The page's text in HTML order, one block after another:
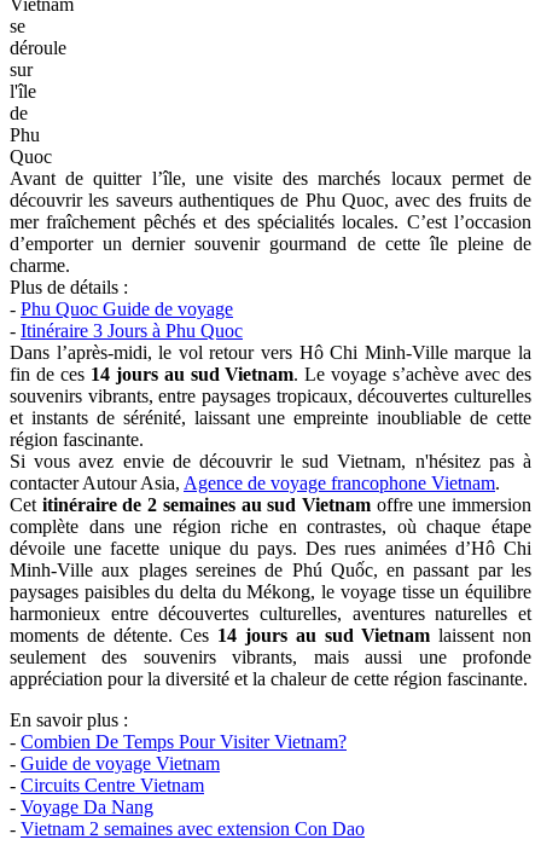
Le dernier jour de l'
déroule sur l’île de
le voyage. La matinée s'écoule doucement sur les plages de sable
blanc, où les eaux cristallines offrent un moment de détente, que ce
soit pour une baignade rafraîchissante ou une simple promenade le
long du rivage.
Dernier
jour
de
l'itinéraire
de
2
semaines
au
sud
Vietnam
se
déroule
sur
l'île
de
Phu
Quoc
Avant de quitter l’île, une visite des marchés locaux permet de
découvrir les saveurs authentiques de Phu Quoc, avec des fruits de
mer fraîchement pêchés et des spécialités locales. C’est l’occasion
d’emporter un dernier souvenir gourmand de cette île pleine de
charme.
Plus de détails :
-Phu Quoc Guide de voyage
-Itinéraire 3 Jours à Phu Quoc
fin de ces14 jours au sud Vietnam
souvenirs vibrants, entre paysages tropicaux, découvertes culturelles
et instants de sérénité, laissant une empreinte inoubliable de cette
région fascinante.
Si vous avez envie de découvrir le sud Vietnam, n'hésitez pas à
contacter Autour Asia,Agence de voyage francophone Vietnam